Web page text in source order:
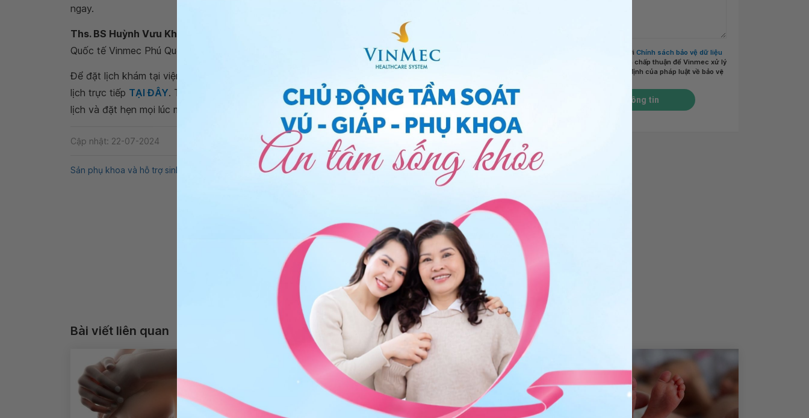
ngay.
Ths. BS Huỳnh Vưu Khánh Linh
- Bác sĩ Sản phụ khoa - Khoa Sản phụ khoa - Bệnh viện Đa khoa
Quốc tế Vinmec Phú Quốc
Để đặt lịch khám tại viện, Quý khách vui lòng bấm số
lịch trực tiếp TẠI ĐÂY. Tải và đặt lịch khám tự động trên ứng dụng My Vinmec để quản lý, theo dõi
lịch và đặt hẹn mọi lúc mọi nơi ngay trên ứng dụng.
Cập nhật: 22-07-2024 Chia sẻ
Sản phụ khoa và hỗ trợ sinh sản QnA Thử thai Que thử thai Xét nghiệm beta hCG
Tôi đã đọc và đồng ý với Chính sách bảo vệ dữ liệu
và chấp thuận để Vinmec xử lý
DLCN của tôi theo quy định của pháp luật về bảo vệ
Gửi thông tin
Bài viết liên quan